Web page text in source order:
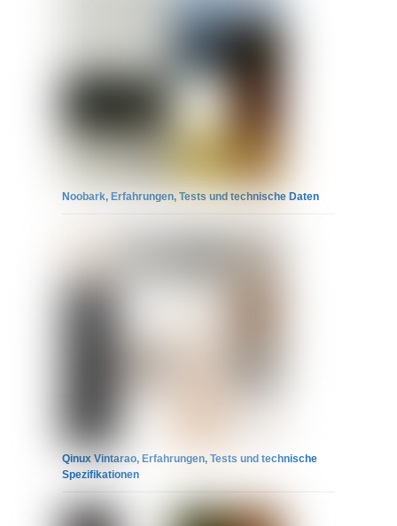
Noobark, Erfahrungen, Tests und technische Daten
Qinux Vintarao, Erfahrungen, Tests und technische
Spezifikationen